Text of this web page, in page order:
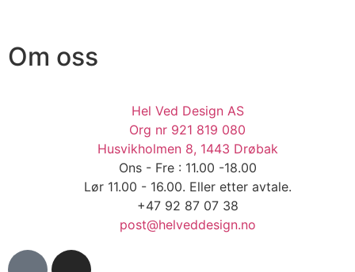
Om oss
Hel Ved Design AS
Org nr 921 819 080
Husvikholmen 8, 1443 Drøbak
Ons - Fre : 11.00 -18.00
Lør 11.00 - 16.00. Eller etter avtale.
+47 92 87 07 38
post@helveddesign.no